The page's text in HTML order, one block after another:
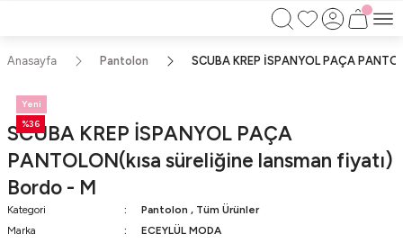
750TL ÜZERİ ALIŞVERİŞLERİNİZDE KARGO BEDAVA!!
Anasayfa Pantolon SCUBA KREP İSPANYOL PAÇA
Yeni
%36
SCUBA KREP İSPANYOL PAÇA
PANTOLON(kısa süreliğine lansman fiyatı)
Bordo - M
Kategori Pantolon , Tüm Ürünler
Marka
ECEYLÜL MODA